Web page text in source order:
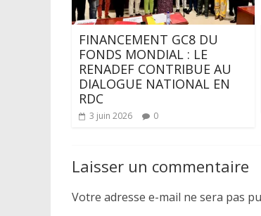
FINANCEMENT GC8 DU
FONDS MONDIAL : LE
RENADEF CONTRIBUE AU
DIALOGUE NATIONAL EN
RDC
3 juin 2026 0
Laisser un commentaire
Votre adresse e-mail ne sera pas